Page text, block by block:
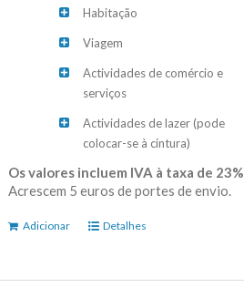
Habitação
Viagem
Actividades de comércio e
serviços
Actividades de lazer (pode
colocar-se à cintura)
Os valores incluem IVA à taxa de 23%.
Acrescem 5 euros de portes de envio.
Adicionar Detalhes